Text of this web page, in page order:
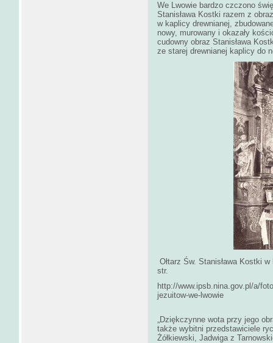
We Lwowie bardzo czczono
Stanisława Kostki razem z
w kaplicy drewnianej,
nowy, murowany i okazały
cudowny obraz Stanisława
ze starej drewnianej kaplicy do
Ołtarz Św. Stanisława Kostki
str.
http://www.ipsb.nina.gov.pl/a/
jezuitow-we-lwowie
„Dziękczynne wota przy jego
także wybitni przedstawiciele
Żółkiewski, Jadwiga z